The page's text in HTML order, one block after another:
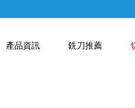
產品資訊 銑刀推薦